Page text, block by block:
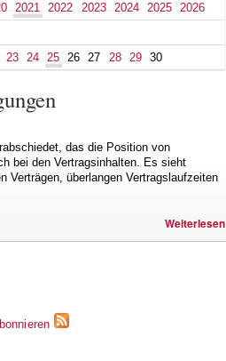
2021 2022 2023 2024 2025
2026
23 24 25 26 27 28 29 30
das die Position von
bei den Vertragsinhalten. Es sieht
Verträgen, überlangen Vertragslaufzeiten
Weiterlesen